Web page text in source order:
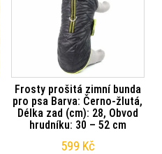
Frosty prošitá zimní bunda
pro psa Barva: Černo-žlutá,
Délka zad (cm): 28, Obvod
hrudníku: 30 – 52 cm
599 Kč